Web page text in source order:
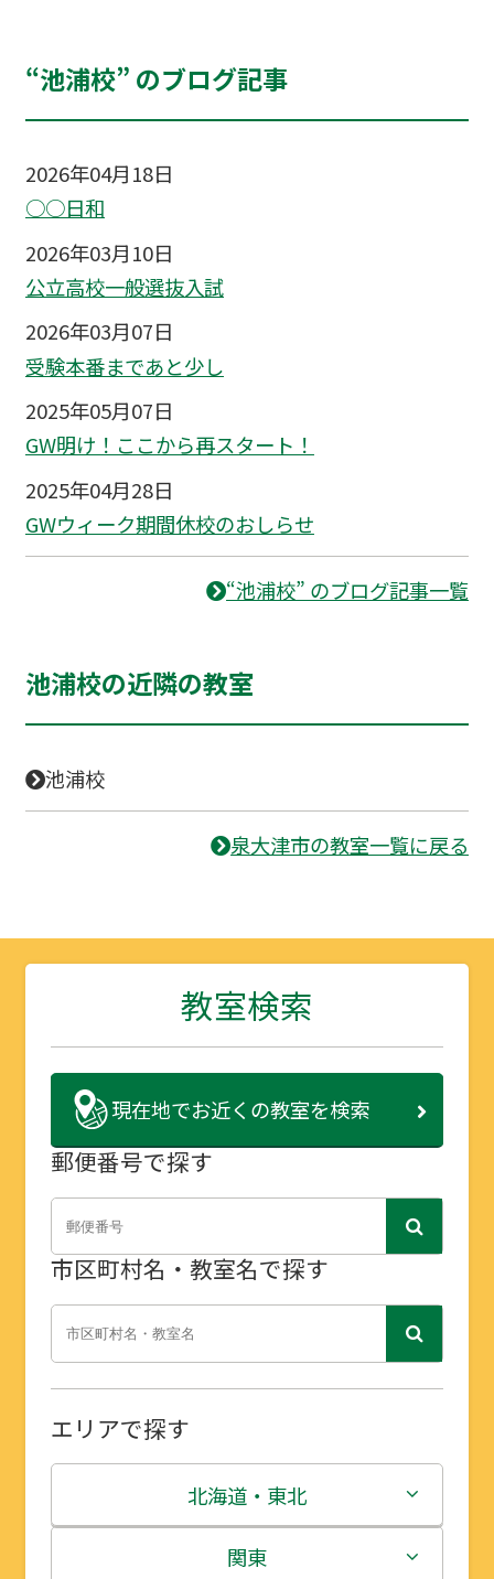
“池浦校” のブログ記事
2026年04月18日
○○日和
2026年03月10日
公立高校一般選抜入試
2026年03月07日
受験本番まであと少し
2025年05月07日
GW明け！ここから再スタート！
2025年04月28日
GWウィーク期間休校のおしらせ
“池浦校” のブログ記事一覧
池浦校の近隣の教室
池浦校
泉大津市の教室一覧に戻る
教室検索
現在地でお近くの教室を検索
郵便番号で探す
市区町村名・教室名で探す
エリアで探す
北海道・東北
北海道
関東